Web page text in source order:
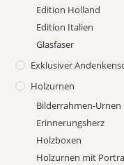
Edition Holland
Edition Italien
Glasfaser
Exklusiver
Holzurnen
Bilderrahmen-Urnen
Erinnerungsherz
Holzboxen
Holzurnen mit